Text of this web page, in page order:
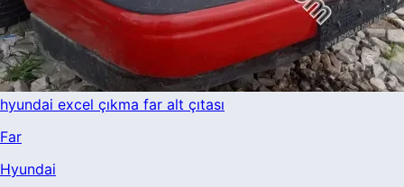
hyundai excel çıkma far alt çıtası
Far
Hyundai